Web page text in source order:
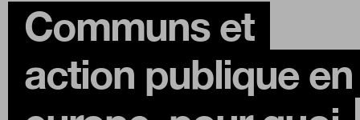
Rubriques
Communs et
action publique en